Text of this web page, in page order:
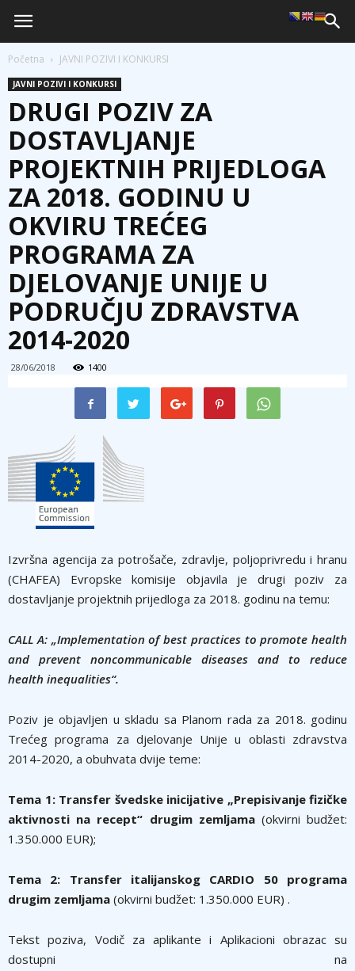
Početna JAVNI POZIVI I KONKURSI
JAVNI POZIVI I KONKURSI
DRUGI POZIV ZA
DOSTAVLJANJE
PROJEKTNIH PRIJEDLOGA
ZA 2018. GODINU U
OKVIRU TREĆEG
PROGRAMA ZA
DJELOVANJE UNIJE U
PODRUČJU ZDRAVSTVA
2014-2020
28/06/2018 1400
Izvršna agencija za potrošače, zdravlje, poljoprivredu i hranu
(CHAFEA) Evropske komisije objavila je drugi poziv za
dostavljanje projektnih prijedloga za 2018. godinu na temu:
CALL A: „Implementation of best practices to promote health
and prevent noncommunicable diseases and to reduce
health inequalities“.
Poziv je objavljen u skladu sa Planom rada za 2018. godinu
Trećeg programa za djelovanje Unije u oblasti zdravstva
2014-2020, a obuhvata dvije teme:
Tema 1: Transfer švedske inicijative „Prepisivanje fizičke
aktivnosti na recept“ drugim zemljama (okvirni budžet:
1.350.000 EUR);
Tema 2: Transfer italijanskog CARDIO 50 programa
drugim zemljama (okvirni budžet: 1.350.000 EUR) .
Tekst poziva, Vodič za aplikante i Aplikacioni obrazac su
dostupni na